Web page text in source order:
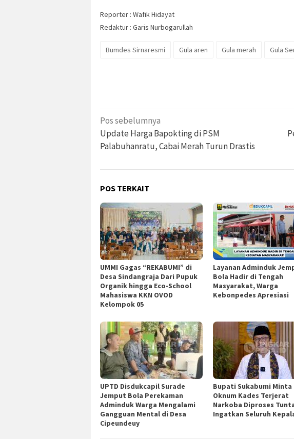
Reporter : Wafik Hidayat
Redaktur : Garis Nurbogarullah
Bumdes Sirnaresmi Gula aren Gula merah Gula
Navigasi
pos
Pos sebelumnya
Update Harga Bapokting di PSM
Palabuhanratu, Cabai Merah Turun Drastis
POS TERKAIT
UMMI Gagas “REKABUMI” di
Desa Sindangraja Dari Pupuk
Organik hingga Eco-School
Mahasiswa KKN OVOD
Kelompok 05
Layanan Adminduk
Bola Hadir di Tengah
Masyarakat, Warga
Kebonpedes Apresiasi
UPTD Disdukcapil Surade
Jemput Bola Perekaman
Adminduk Warga Mengalami
Gangguan Mental di Desa
Cipeundeuy
Bupati Sukabumi Minta
Oknum Kades Terjerat
Narkoba Diproses
Ingatkan Seluruh